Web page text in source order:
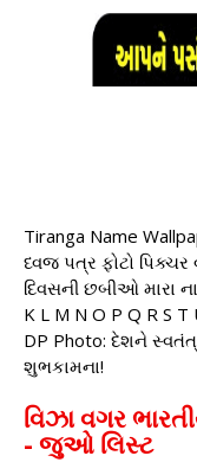
Tiranga Name
ધ્વજ પત્ર ફોટો પિક્ચર
દિવસની છબીઓ મારા
K L M N O P Q R S
DP Photo: દેશને
શુભકામના!
વિઝા વગર
- જુઓ લિસ્ટ